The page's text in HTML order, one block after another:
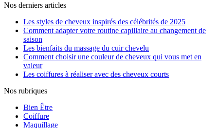
Nos derniers articles
Les styles de cheveux inspirés des célébrités de 2025
Comment adapter votre routine capillaire au changement de
saison
Les bienfaits du massage du cuir chevelu
Comment choisir une couleur de cheveux qui vous met en
valeur
Les coiffures à réaliser avec des cheveux courts
Nos rubriques
Bien Être
Coiffure
Maquillage